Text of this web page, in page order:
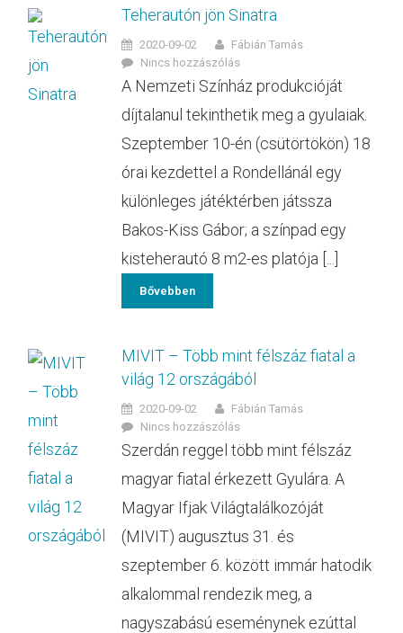
Teherautón jön Sinatra
2020-09-02
Fábián Tamás
Nincs hozzászólás
A Nemzeti Színház produkcióját
díjtalanul tekinthetik meg a gyulaiak.
Szeptember 10-én (csütörtökön) 18
órai kezdettel a Rondellánál egy
különleges játéktérben játssza
Bakos-Kiss Gábor; a színpad egy
kisteherautó 8 m2-es platója [...]
Bővebben
MIVIT – Több mint félszáz fiatal a
világ 12 országából
2020-09-02
Fábián Tamás
Nincs hozzászólás
Szerdán reggel több mint félszáz
magyar fiatal érkezett Gyulára. A
Magyar Ifjak Világtalálkozóját
(MIVIT) augusztus 31. és
szeptember 6. között immár hatodik
alkalommal rendezik meg, a
nagyszabású eseménynek ezúttal